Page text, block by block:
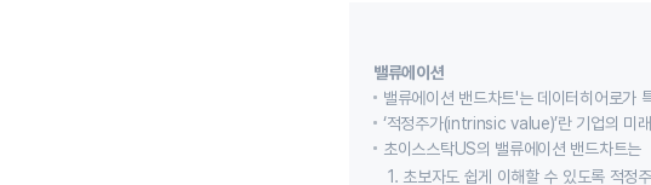
밸류에이션
밸류에이션 밴드차트'는 데이터히어로가
‘적정주가(intrinsic value)’란 기업의 미
초이스스탁US의 밸류에이션 밴드차트는
1. 초보자도 쉽게 이해할 수 있도록 적정